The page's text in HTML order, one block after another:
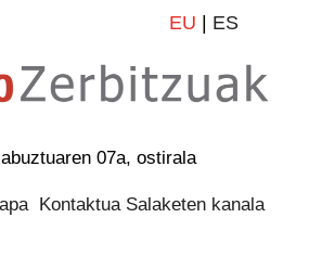
EU ES
07a, ostirala
Kontaktua Salaketen kanala